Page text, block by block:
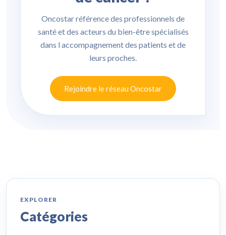
Oncostar référence des professionnels de
santé et des acteurs du bien-être spécialisés
dans l accompagnement des patients et de
leurs proches.
Rejoindre le réseau Oncostar
EXPLORER
Catégories